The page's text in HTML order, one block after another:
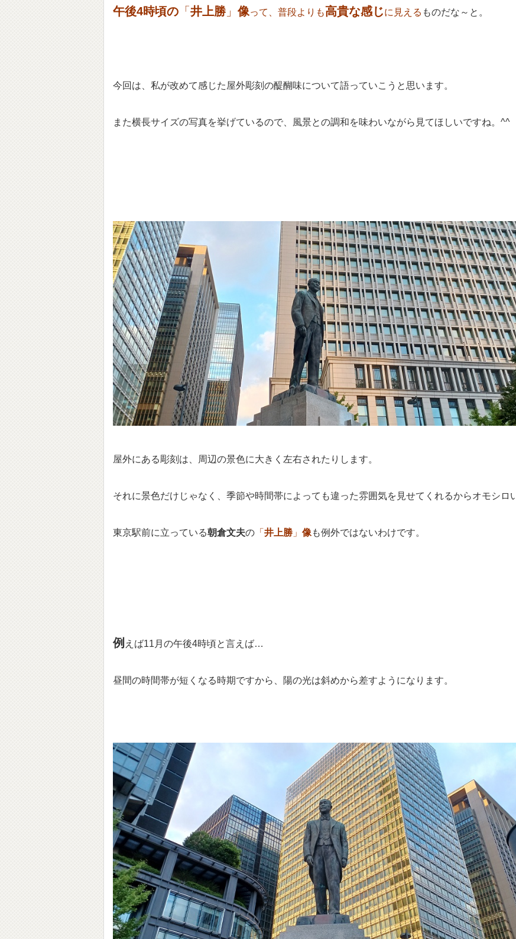
午後4時頃の 「 井上勝」像って、普段よりも高貴な感じに見える ものだな～と。
今回は、私が改めて感じた屋外彫刻の醍醐味について語っていこうと思います。
また横長サイズの写真を挙げているので、風景との調和を味わいながら見てほしいですね。^^
屋外にある彫刻は、周辺の景色に大きく左右されたりします。
それに景色だけじゃなく、季節や時間帯によっても違った雰囲気を見せてくれるからオモシロ
東京駅前に立っている朝倉文夫の 「 井上勝 」 像 も例外ではないわけです。
例 えば11月の午後4時頃と言えば…
昼間の時間帯が短くなる時期ですから、陽の光は斜めから差すようになります。